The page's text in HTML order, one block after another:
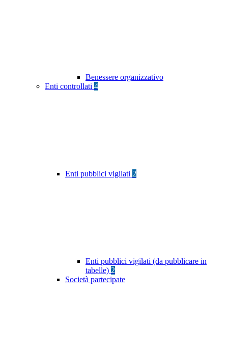
Benessere organizzativo
Enti controllati 4
Enti pubblici vigilati 2
Enti pubblici vigilati (da pubblicare in
tabelle) 2
Società partecipate